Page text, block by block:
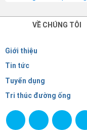
VỀ CHÚNG TÔI
Giới thiệu
Tin tức
Tuyển dụng
Tri thúc đường ống